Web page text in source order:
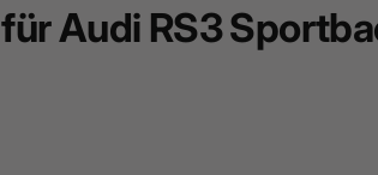
Audi RS3